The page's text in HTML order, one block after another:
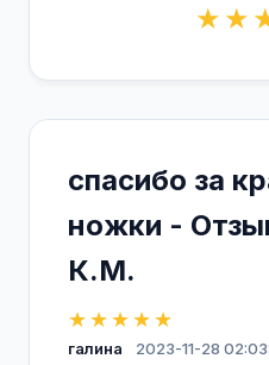
спасибо за
ножки -
К.М.
★★★★★
галина
2023-11-28